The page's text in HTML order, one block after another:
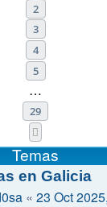
2
3
4
5
…
29
Temas
en Galicia
« 23 Oct